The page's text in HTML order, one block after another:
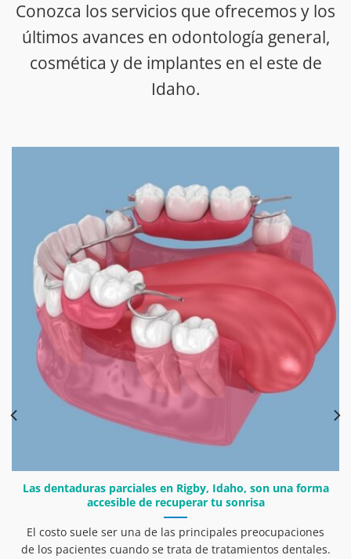
Conozca los servicios que ofrecemos y los
últimos avances en odontología general,
cosmética y de implantes en el este de
Idaho.
Las dentaduras parciales en Rigby, Idaho, son una forma
accesible de recuperar tu sonrisa
El costo suele ser una de las principales preocupaciones
de los pacientes cuando se trata de tratamientos dentales.